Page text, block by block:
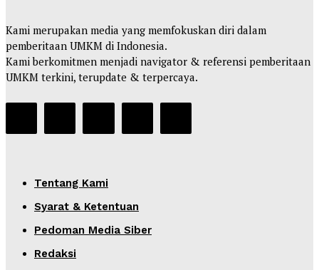
Kami merupakan media yang memfokuskan diri dalam
pemberitaan UMKM di Indonesia.
Kami berkomitmen menjadi navigator & referensi pemberitaan
UMKM terkini, terupdate & terpercaya.
Tentang Kami
Syarat & Ketentuan
Pedoman Media Siber
Redaksi